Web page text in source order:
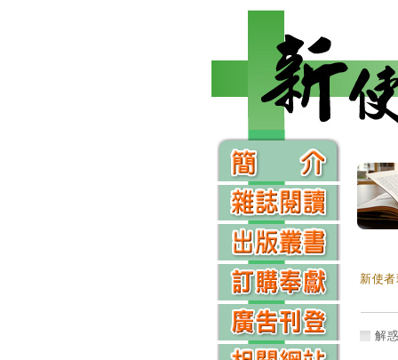
新使
解